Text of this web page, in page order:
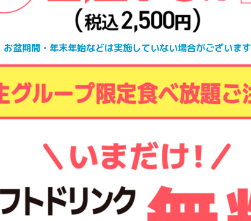
盆期間・年末年始などは実施していない場合がございます